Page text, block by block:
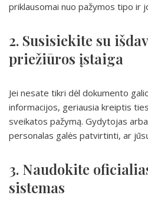
priklausomai nuo pažymos tipo ir
2. Susisiekite su
priežiūros įstaiga
Jei nesate tikri dėl dokumento
informacijos, geriausia kreiptis
sveikatos pažymą. Gydytojas
personalas galės patvirtinti, ar
3. Naudokite
sistemas